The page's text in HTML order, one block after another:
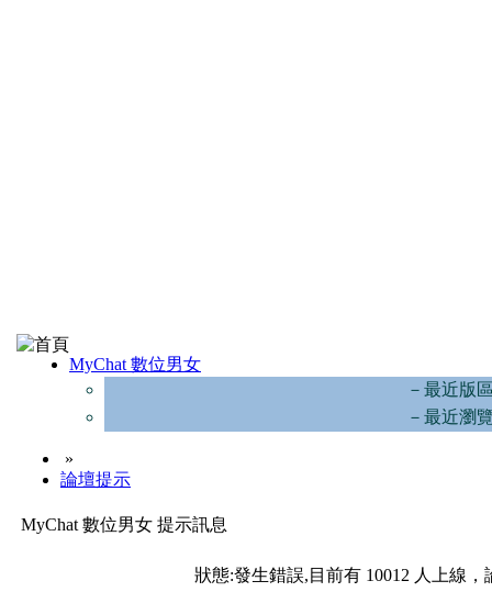
MyChat 數位男女
－最近版
－最近瀏
»
論壇提示
MyChat 數位男女 提示訊息
狀態:發生錯誤,目前有 10012 人上線